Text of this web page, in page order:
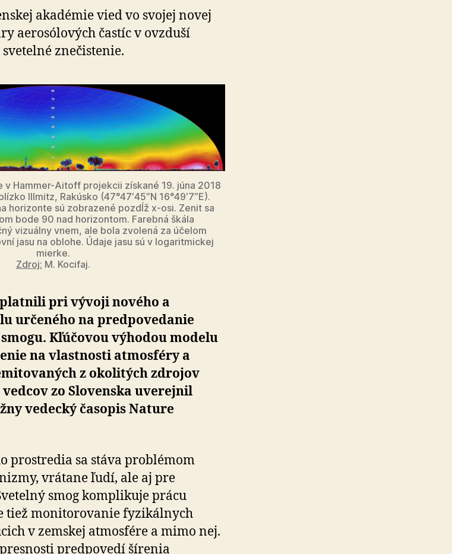
akadémie vied vo svojej novej
aerosólových častíc v ovzduší
znečistenie.
v Hammer-Aitoff projekcii získané 19. júna 2018
Illmitz, Rakúsko (47°47′45″N 16°49′7″E).
horizonte sú zobrazené pozdĺž x-osi. Zenit sa
bode 90 nad horizontom. Farebná škála
vizuálny vnem, ale bola zvolená za účelom
jasu na oblohe. Údaje jasu sú v logaritmickej
mierke.
Zdroj: M. Kocifaj.
pri vývoji nového a
určeného na predpovedanie
Kľúčovou výhodou modelu
na vlastnosti atmosféry a
z okolitých zdrojov
zo Slovenska uverejnil
vedecký časopis Nature
prostredia sa stáva problémom
vrátane ľudí, ale aj pre
smog komplikuje prácu
tiež monitorovanie fyzikálnych
v zemskej atmosfére a mimo nej.
predpovedí šírenia